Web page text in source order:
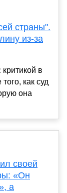
страны".
из-за
в
как суд
она
своей
«Он
а